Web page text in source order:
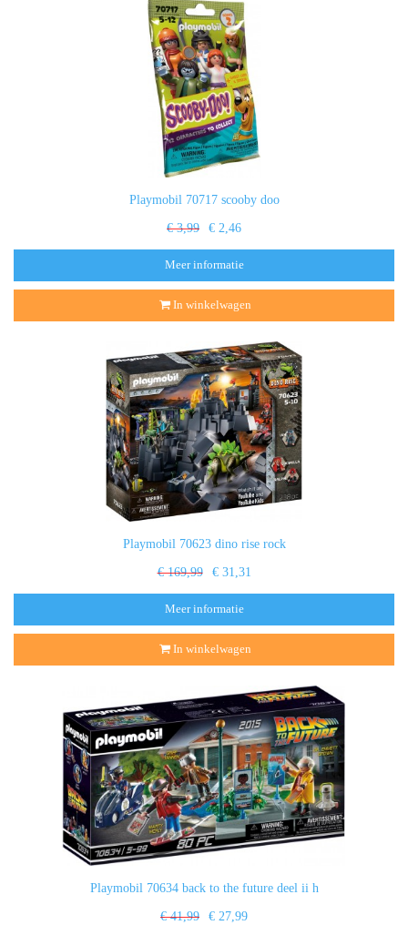
Playmobil 70717 scooby doo
€ 3,99 € 2,46
Meer informatie
In winkelwagen
Playmobil 70623 dino rise rock
€ 169,99 € 31,31
Meer informatie
In winkelwagen
Playmobil 70634 back to the future deel ii h
€ 41,99 € 27,99